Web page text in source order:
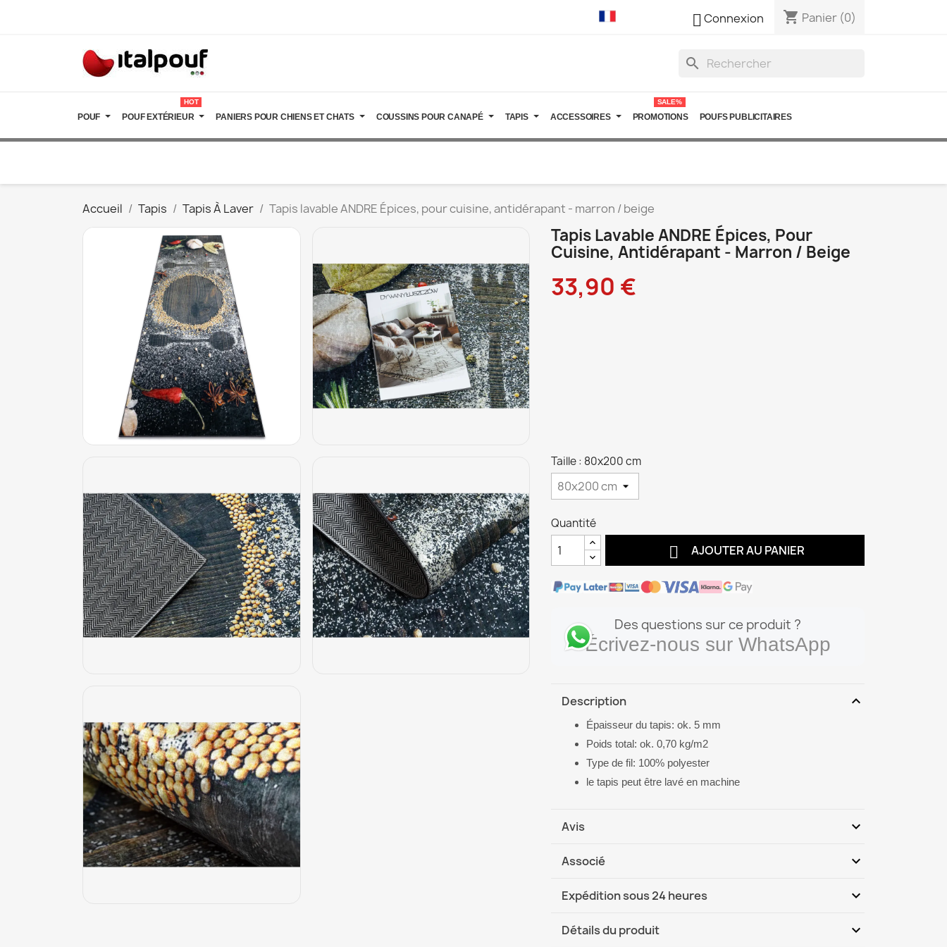
Connexion shopping_cart Panier (0)
search
POUF POUF EXTÉRIEUR
HOT
PANIERS POUR CHIENS ET CHATS COUSSINS POUR CANAPÉ TAPIS ACCESSOIRES PROMOTIONS
SALE%
POUFS PUBLICITAIRES
Accueil Tapis Tapis À Laver Tapis lavable ANDRE Épices, pour cuisine, antidérapant - marron / beige
Tapis Lavable ANDRE Épices, Pour
Cuisine, Antidérapant - Marron / Beige
33,90 €
Taille : 80x200 cm
Quantité
 AJOUTER AU PANIER
Des questions sur ce produit ?
Écrivez-nous sur WhatsApp
Description expand_more
Épaisseur du tapis: ok. 5 mm
Poids total: ok. 0,70 kg/m2
Type de fil: 100% polyester
le tapis peut être lavé en machine
Avis expand_more
Associé expand_more
Expédition sous 24 heures expand_more
Détails du produit expand_more